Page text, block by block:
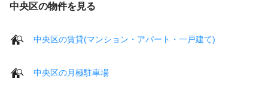
中央区の物件を見る
中央区の賃貸(マンション・アパート・一戸建て)
中央区の月極駐車場